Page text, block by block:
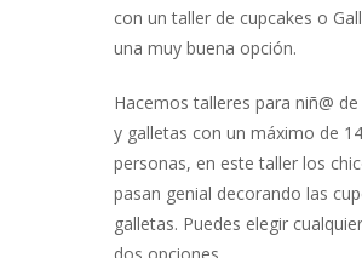
con un taller de cupcakes o
una muy buena opción.
Hacemos talleres para niñ@
y galletas con un máximo de 14
personas, en este taller los
pasan genial decorando las
galletas. Puedes elegir